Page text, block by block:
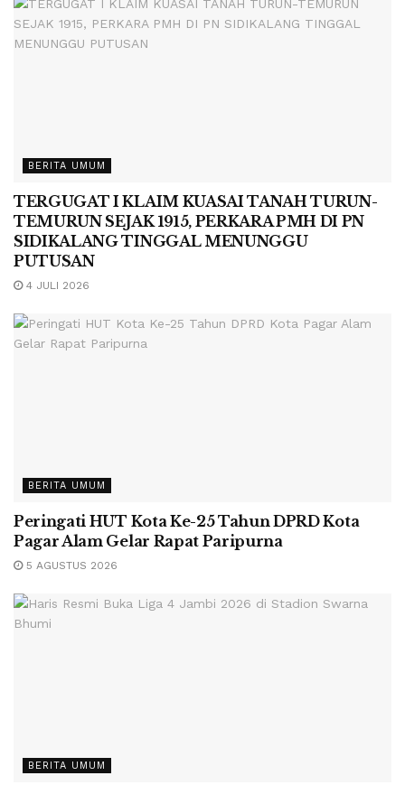
BERITA UMUM
TERGUGAT I KLAIM KUASAI TANAH TURUN-
TEMURUN SEJAK 1915, PERKARA PMH DI PN
SIDIKALANG TINGGAL MENUNGGU
PUTUSAN
4 JULI 2026
BERITA UMUM
Peringati HUT Kota Ke-25 Tahun DPRD Kota
Pagar Alam Gelar Rapat Paripurna
5 AGUSTUS 2026
BERITA UMUM